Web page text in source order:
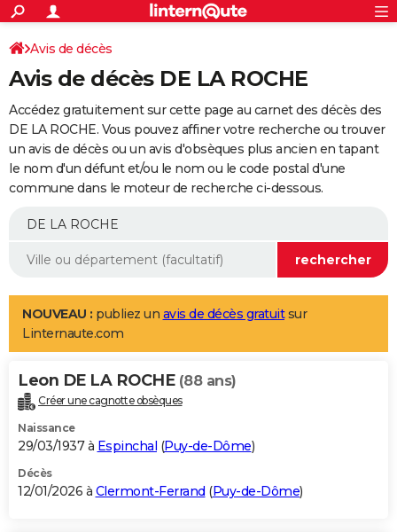
ACTUALITÉS
Politique
Société
Faits Divers
Education
Monde
Villes
+
SPORT
Coupe du monde 2026
Football
Tennis
Cyclisme
Rugby
Forum
Programme TV
TNT
Streaming
Cinéma
Sorties cinéma
Musique
+
FINANCE
Impôts
Immobilier
Risques naturels par ville
Banque
Assurance
Crédit
AUTO
Essais
Réserver un essai
Citadines
Berlines
SUV
Forum auto
+
Mobiles
Meilleur smartphone
Internet
Ordinateurs
Jeux vidéo
Guide high-tech
Aménagement intérieur
LIFESTYLE
Art de vivre
Bien-être
Loisirs
Mode
Modes de vie
Alimentation
Guide de la santé
Maladies
Médicaments
Sommeil
VOYAGE
Destinations
City break
Voyage nature
Voyage de noces
Forum
Climat
+PHOTO
GUIDES D'ACHAT
BONS PLANS
Avis de décès
Avis de décès DE LA ROCHE
Accédez gratuitement sur cette page au carnet des décès des
DE LA ROCHE. Vous pouvez affiner votre recherche ou trouver
un avis de décès ou un avis d'obsèques plus ancien en tapant
le nom d'un défunt et/ou le nom ou le code postal d'une
commune dans le moteur de recherche ci-dessous.
NOUVEAU : publiez un avis de décès gratuitsur
Linternaute.com
Leon DE LA ROCHE (88 ans)
Créer une cagnotte obsèques
Naissance
29/03/1937 à Espinchal (Puy-de-Dôme)
Décès
12/01/2026 à Clermont-Ferrand (Puy-de-Dôme)